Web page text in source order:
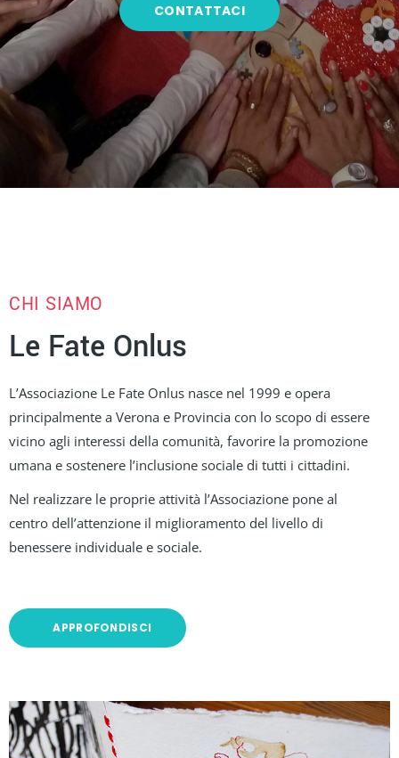
CONTATTACI
CHI SIAMO
Le Fate Onlus
L’Associazione Le Fate Onlus nasce nel 1999 e opera
principalmente a Verona e Provincia con lo scopo di essere
vicino agli interessi della comunità, favorire la promozione
umana e sostenere l’inclusione sociale di tutti i cittadini.
Nel realizzare le proprie attività l’Associazione pone al
centro dell’attenzione il miglioramento del livello di
benessere individuale e sociale.
APPROFONDISCI